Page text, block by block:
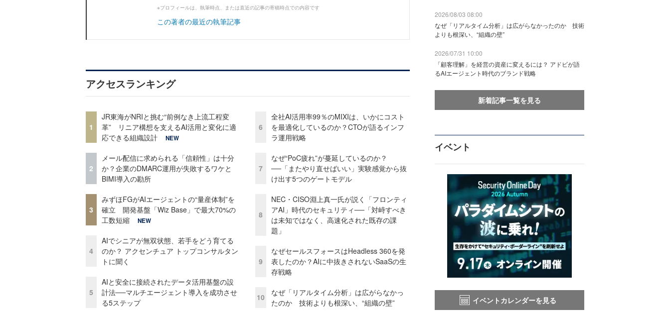
※プロフィールは、執筆時点、または直近の記事の寄稿時点での内容です
この著者の最近の執筆記事
アクセスランキング
1
JR東海がNRIと挑む“前例なき上流工程変
革” リニア構想を支えるAI活用と変化に適
応できる組織設計
NEW
2
メール配信に求められる「信頼性」は十分
か？企業のDMARC運用が失敗するワケと
BIMI導入の勘所
3
みずほFGがAIエージェントの“量産体制”を
確立 開発基盤「Wiz Base」で最大70%の
工数短縮
NEW
4
AIでシニアが無双状態、若手をどう育てる
のか？ アクセンチュア トップコンサルタン
トに聞く
5
AIと安全に接続されたデータ活用基盤の設
計法──マルチエージェント導入を成功させ
る5ステップ
6
全社AI活用率99％のMIXIは、いかにコスト
を最適化しているのか？CTOが語るインフ
ラ運用戦略
7
なぜ“PoC疲れ”が蔓延しているのか？
──「またやり直せばいい」実験感覚から抜
け出す5つのゲートモデル
8
NEC・CISO淵上真一氏が説く「フロンティ
アAI」時代のセキュリティ──「対峙すべき
は未知ではなく、高速化された既存の課
題」
9
なぜセールスフォースはHeadless 360を発
表したのか？AIに中抜きされないSaaSの生
存戦略
10
なぜ「リアルタイム分析」は広がらなかっ
たのか 技術よりも根深い、“組織の壁”
2026/08/03 08:00
なぜ「リアルタイム分析」は広がらなかったのか 技術
よりも根深い、“組織の壁”
2026/07/31 10:00
「顧客理解」を経営の資産に変えるには？ アドビが語
るAIエージェント時代のブランド戦略
新着記事一覧を見る
イベント
イベントカレンダーを見る